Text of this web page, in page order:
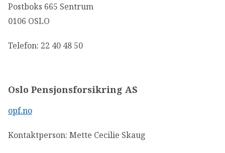
Postboks 665 Sentrum
0106 OSLO
Telefon: 22 40 48 50
Oslo Pensjonsforsikring AS
opf.no
Kontaktperson: Mette Cecilie Skaug